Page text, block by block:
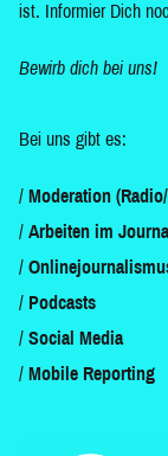
ist. Informier Dich
Bewirb dich bei uns!
Bei uns gibt es:
Moderation
Arbeiten im
Podcasts
Social Media
Mobile Reporting